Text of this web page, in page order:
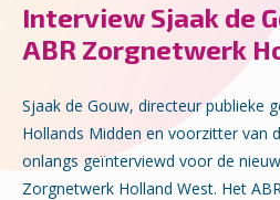
Interview Sjaak de
ABR Zorgnetwerk
Sjaak de Gouw, directeur publieke
Hollands Midden en voorzitter van
onlangs geïnterviewd voor de
Zorgnetwerk Holland West. Het